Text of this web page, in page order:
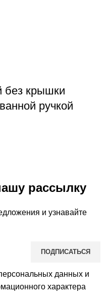
без крышки
ручкой
рассылку
и узнавайте
данных и
характера